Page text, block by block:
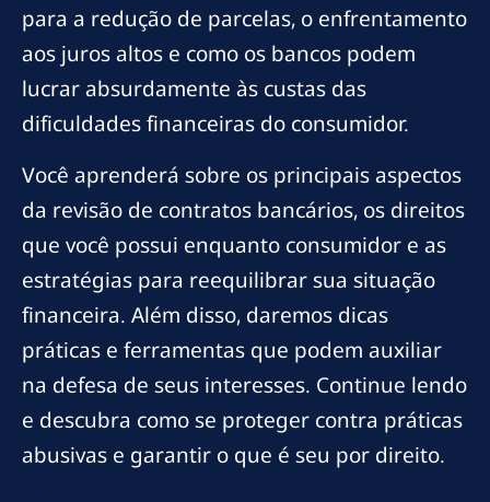
para a redução de parcelas, o enfrentamento
aos juros altos e como os bancos podem
lucrar absurdamente às custas das
dificuldades financeiras do consumidor.
Você aprenderá sobre os principais aspectos
da revisão de contratos bancários, os direitos
que você possui enquanto consumidor e as
estratégias para reequilibrar sua situação
financeira. Além disso, daremos dicas
práticas e ferramentas que podem auxiliar
na defesa de seus interesses. Continue lendo
e descubra como se proteger contra práticas
abusivas e garantir o que é seu por direito.